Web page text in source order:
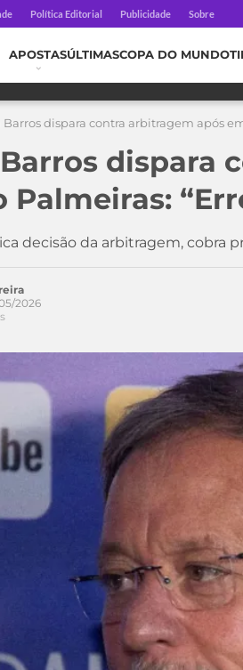
Política Editorial Publicidade Sobre
APOSTASÚLTIMASCOPA DO MUNDO
dispara contra arbitragem após
dispara
Palmeiras:
decisão da arbitragem, cobra
2026